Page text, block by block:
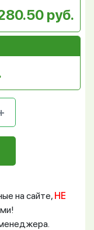
руб.
на сайте, НЕ